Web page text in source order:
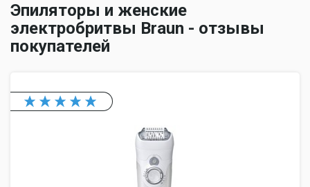
Эпиляторы и женские
электробритвы Braun - отзывы
покупателей